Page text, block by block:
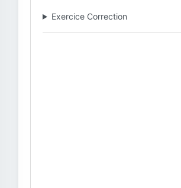
Exercice Correction